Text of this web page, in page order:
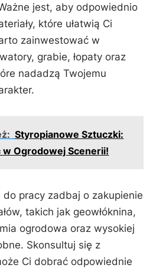
jest, ‌aby ‌odpowiednio
które ułatwią Ci
zainwestować w
grabie, łopaty oraz
nadadzą ⁢Twojemu
Styropianowe Sztuczki:
Ogrodowej Scenerii!
pracy zadbaj o zakupienie
takich jak geowłóknina,
ogrodowa oraz wysokiej
Skonsultuj się z
Ci dobrać odpowiednie